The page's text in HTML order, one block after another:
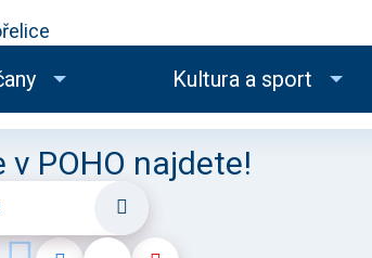
Rovnou na obsah
Rovnou na menu
Kultura a sport
POHO najdete!
Hledat